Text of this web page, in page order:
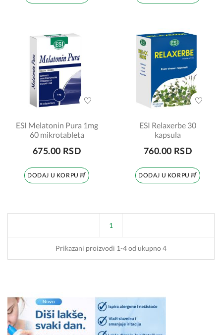
ESI Melatonin Pura 1mg
60 mikrotableta
675.00 RSD
DODAJ U KORPU
ESI Relaxerbe 30
kapsula
760.00 RSD
DODAJ U KORPU
1
Prikazani proizvodi 1-4 od ukupno 4